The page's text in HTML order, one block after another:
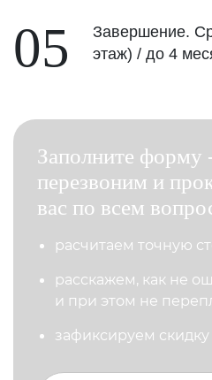
05
Завершение.
этаж) / до 4
Заполните форму
перезвоним и
вас по всем
раcчитаем точную
расскажем, как не
и при этом не
зафиксируем